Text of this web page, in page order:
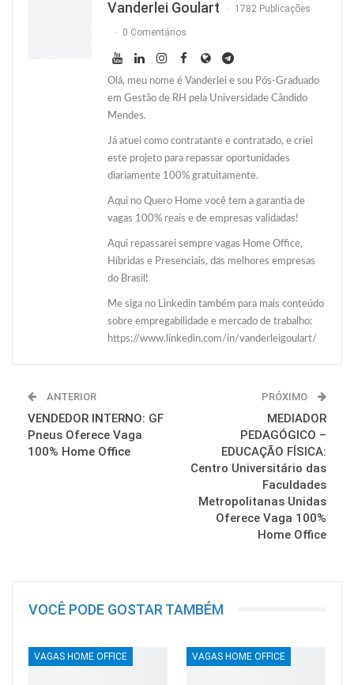
Vanderlei Goulart 1782 Publicações
0 Comentários
Olá, meu nome é Vanderlei e sou Pós-Graduado
em Gestão de RH pela Universidade Cândido
Mendes.
Já atuei como contratante e contratado, e criei
este projeto para repassar oportunidades
diariamente 100% gratuitamente.
Aqui no Quero Home você tem a garantia de
vagas 100% reais e de empresas validadas!
Aqui repassarei sempre vagas Home Office,
Híbridas e Presenciais, das melhores empresas
do Brasil!
Me siga no Linkedin também para mais conteúdo
sobre empregabilidade e mercado de trabalho:
https://www.linkedin.com/in/vanderleigoulart/
ANTERIOR
VENDEDOR INTERNO: GF
Pneus Oferece Vaga
100% Home Office
PRÓXIMO
MEDIADOR
PEDAGÓGICO –
EDUCAÇÃO FÍSICA:
Centro Universitário das
Faculdades
Metropolitanas Unidas
Oferece Vaga 100%
Home Office
VOCÊ PODE GOSTAR TAMBÉM
VAGAS HOME OFFICE VAGAS HOME OFFICE